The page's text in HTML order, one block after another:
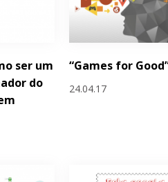
ser um
do
“Games for
24.04.17